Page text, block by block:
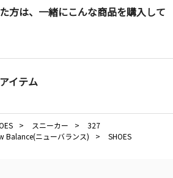
方は、一緒にこんな商品を購入して
イテム
> スニーカー >
327
Balance(ニューバランス) >
SHOES